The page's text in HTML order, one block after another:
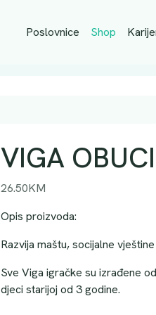
Poslovnice Shop
VIGA
26.50KM
Opis proizvoda:
Razvija maštu, socijalne
Sve Viga igračke su izrađene
djeci starijoj od 3 godine.